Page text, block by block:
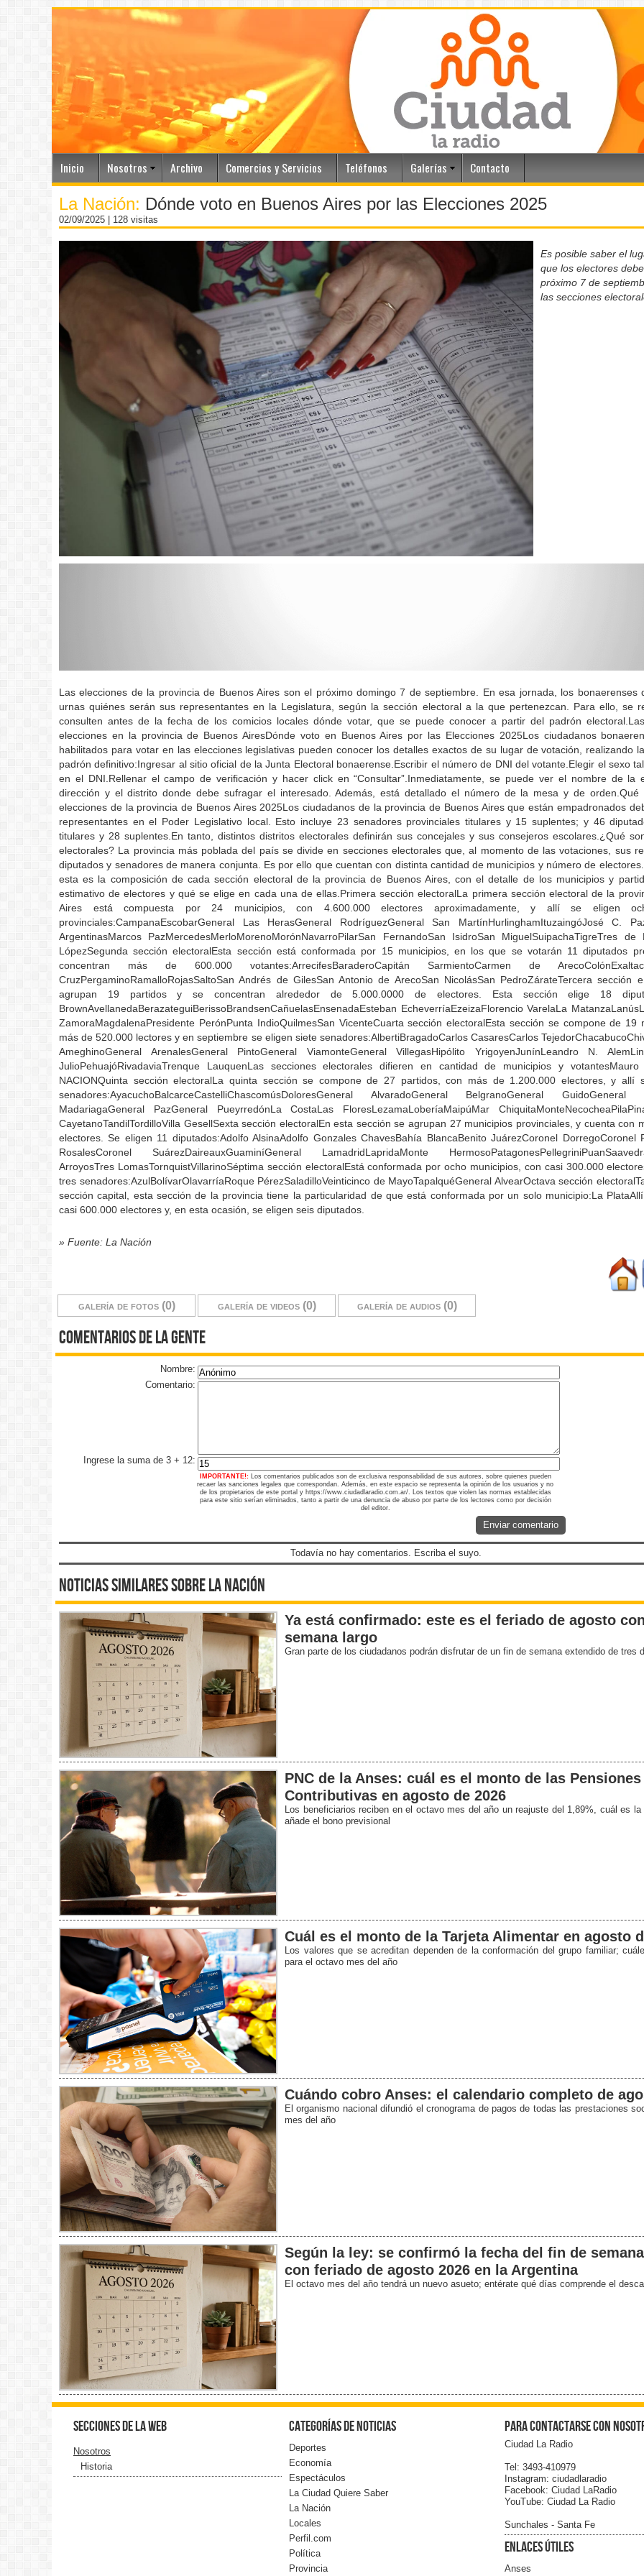
Inicio Nosotros Archivo Comercios y Servicios Teléfonos Galerías Contacto
La Nación: Dónde voto en Buenos Aires por las Elecciones 2025
02/09/2025 | 128 visitas
Es posible saber el
que los electores
próximo 7 de
las secciones
Las elecciones de la provincia de Buenos Aires son el próximo domingo 7 de septiembre. En esa jornada, los bonaerenses
urnas quiénes serán sus representantes en la Legislatura, según la sección electoral a la que pertenezcan. Para ello, se
consulten antes de la fecha de los comicios locales dónde votar, que se puede conocer a partir del padrón
elecciones en la provincia de Buenos AiresDónde voto en Buenos Aires por las Elecciones 2025Los ciudadanos
habilitados para votar en las elecciones legislativas pueden conocer los detalles exactos de su lugar de votación, realizando
padrón definitivo:Ingresar al sitio oficial de la Junta Electoral bonaerense.Escribir el número de DNI del votante.Elegir el sexo
en el DNI.Rellenar el campo de verificación y hacer click en “Consultar”.Inmediatamente, se puede ver el nombre de la
dirección y el distrito donde debe sufragar el interesado. Además, está detallado el número de la mesa y de
elecciones de la provincia de Buenos Aires 2025Los ciudadanos de la provincia de Buenos Aires que están empadronados
representantes en el Poder Legislativo local. Esto incluye 23 senadores provinciales titulares y 15 suplentes; y 46
titulares y 28 suplentes.En tanto, distintos distritos electorales definirán sus concejales y sus consejeros escolares.¿Qué
electorales? La provincia más poblada del país se divide en secciones electorales que, al momento de las votaciones, sus
diputados y senadores de manera conjunta. Es por ello que cuentan con distinta cantidad de municipios y número de
esta es la composición de cada sección electoral de la provincia de Buenos Aires, con el detalle de los municipios y
estimativo de electores y qué se elige en cada una de ellas.Primera sección electoralLa primera sección electoral de la
Aires está compuesta por 24 municipios, con 4.600.000 electores aproximadamente, y allí se eligen
provinciales:CampanaEscobarGeneral Las HerasGeneral RodríguezGeneral San MartínHurlinghamItuzaingóJosé C.
ArgentinasMarcos PazMercedesMerloMorenoMorónNavarroPilarSan FernandoSan IsidroSan MiguelSuipachaTigreTres de
LópezSegunda sección electoralEsta sección está conformada por 15 municipios, en los que se votarán 11 diputados
concentran más de 600.000 votantes:ArrecifesBaraderoCapitán SarmientoCarmen de
CruzPergaminoRamalloRojasSaltoSan Andrés de GilesSan Antonio de ArecoSan NicolásSan PedroZárateTercera sección
agrupan 19 partidos y se concentran alrededor de 5.000.0000 de electores. Esta sección elige 18
BrownAvellanedaBerazateguiBerissoBrandsenCañuelasEnsenadaEsteban EcheverríaEzeizaFlorencio VarelaLa
ZamoraMagdalenaPresidente PerónPunta IndioQuilmesSan VicenteCuarta sección electoralEsta sección se compone de 19
más de 520.000 lectores y en septiembre se eligen siete senadores:AlbertiBragadoCarlos CasaresCarlos
AmeghinoGeneral ArenalesGeneral PintoGeneral ViamonteGeneral VillegasHipólito YrigoyenJunínLeandro N.
JulioPehuajóRivadaviaTrenque LauquenLas secciones electorales difieren en cantidad de municipios y
NACIONQuinta sección electoralLa quinta sección se compone de 27 partidos, con más de 1.200.000 electores, y allí
senadores:AyacuchoBalcarceCastelliChascomúsDoloresGeneral AlvaradoGeneral BelgranoGeneral GuidoGeneral
MadariagaGeneral PazGeneral PueyrredónLa CostaLas FloresLezamaLoberíaMaipúMar
CayetanoTandilTordilloVilla GesellSexta sección electoralEn esta sección se agrupan 27 municipios provinciales, y cuenta con
electores. Se eligen 11 diputados:Adolfo AlsinaAdolfo Gonzales ChavesBahía BlancaBenito JuárezCoronel DorregoCoronel
RosalesCoronel SuárezDaireauxGuaminíGeneral LamadridLapridaMonte
ArroyosTres LomasTornquistVillarinoSéptima sección electoralEstá conformada por ocho municipios, con casi 300.000
tres senadores:AzulBolívarOlavarríaRoque PérezSaladilloVeinticinco de MayoTapalquéGeneral AlvearOctava sección
sección capital, esta sección de la provincia tiene la particularidad de que está conformada por un solo municipio:La
casi 600.000 electores y, en esta ocasión, se eligen seis diputados.
» Fuente: La Nación
galería de fotos (0) galería de videos (0) galería de audios (0)
comentarios de la gente
Nombre:
Comentario:
Ingrese la suma de 3 + 12:
IMPORTANTE!: Los comentarios publicados son de exclusiva responsabilidad de sus autores, sobre quienes pueden
recaer las sanciones legales que correspondan. Además, en este espacio se representa la opinión de los usuarios y no
de los propietarios de este portal y https://www.ciudadlaradio.com.ar/. Los textos que violen las normas establecidas
para este sitio serían eliminados, tanto a partir de una denuncia de abuso por parte de los lectores como por decisión
del editor.
Enviar comentario
Todavía no hay comentarios. Escriba el suyo.
noticias similares sobre la nación
Ya está confirmado: este es el feriado de agosto
semana largo
Gran parte de los ciudadanos podrán disfrutar de un fin de semana extendido de tres
PNC de la Anses: cuál es el monto de las
Contributivas en agosto de 2026
Los beneficiarios reciben en el octavo mes del año un reajuste del 1,89%, cuál es
añade el bono previsional
Cuál es el monto de la Tarjeta Alimentar en agosto
Los valores que se acreditan dependen de la conformación del grupo familiar;
para el octavo mes del año
Cuándo cobro Anses: el calendario completo de
El organismo nacional difundió el cronograma de pagos de todas las prestaciones
mes del año
Según la ley: se confirmó la fecha del fin de
con feriado de agosto 2026 en la Argentina
El octavo mes del año tendrá un nuevo asueto; entérate qué días comprende el
Secciones de la web
Nosotros
Historia
Categorías de noticias
Deportes
Economía
Espectáculos
La Ciudad Quiere Saber
La Nación
Locales
Perfil.com
Política
Provincia
Para contactarse con
Ciudad La Radio
Tel: 3493-410979
Instagram: ciudadlaradio
Facebook: Ciudad LaRadio
YouTube: Ciudad La Radio
Sunchales - Santa Fe
Enlaces Útiles
Anses